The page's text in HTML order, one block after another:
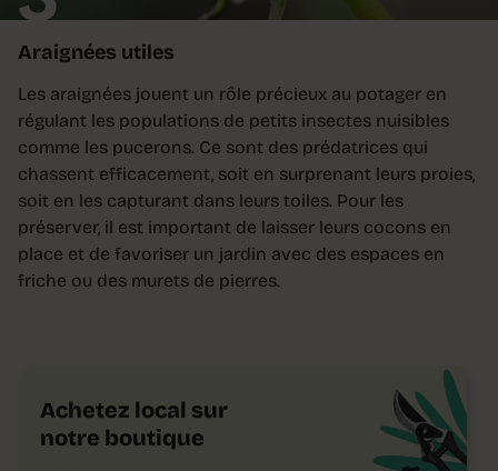
Araignées utiles
Les araignées jouent un rôle précieux au potager en
régulant les populations de petits insectes nuisibles
comme les pucerons. Ce sont des prédatrices qui
chassent efficacement, soit en surprenant leurs proies,
soit en les capturant dans leurs toiles. Pour les
préserver, il est important de laisser leurs cocons en
place et de favoriser un jardin avec des espaces en
friche ou des murets de pierres.
Achetez local sur
notre boutique